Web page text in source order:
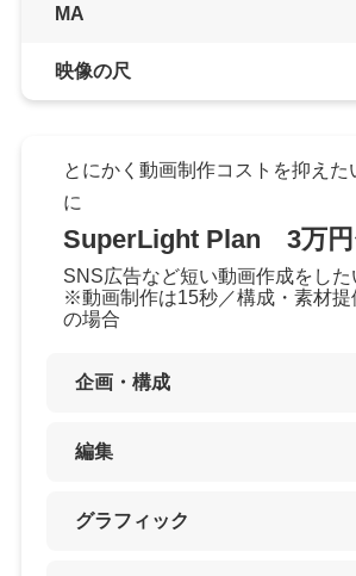
MA
映像の尺
とにかく動画制作コストを抑えた
に
SuperLight Plan 3万
SNS広告など短い動画作成をした
※動画制作は15秒／構成・素材提
の場合
企画・構成
編集
グラフィック